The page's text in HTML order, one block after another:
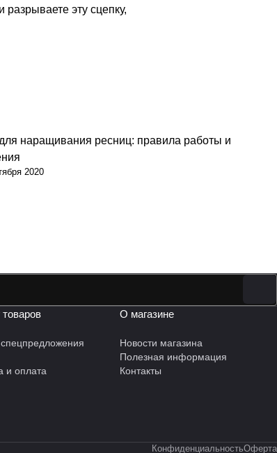
эту сцепку,
наращивания ресниц: правила работы и
2020
товаров
и оплата
О магазине
Новости магазина
Полезная информация
Контакты
КонфиденциальностьОферта